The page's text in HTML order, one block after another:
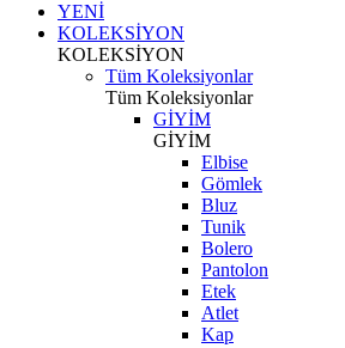
YENİ
KOLEKSİYON
KOLEKSİYON
Tüm Koleksiyonlar
Tüm Koleksiyonlar
GİYİM
GİYİM
Elbise
Gömlek
Bluz
Tunik
Bolero
Pantolon
Etek
Atlet
Kap